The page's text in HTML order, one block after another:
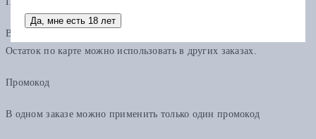
В одном заказе можно применить только одну подарочную карту.
Остаток по карте можно использовать в других заказах.
Промокод
В одном заказе можно применить только один промокод
Да, мне есть 18 лет